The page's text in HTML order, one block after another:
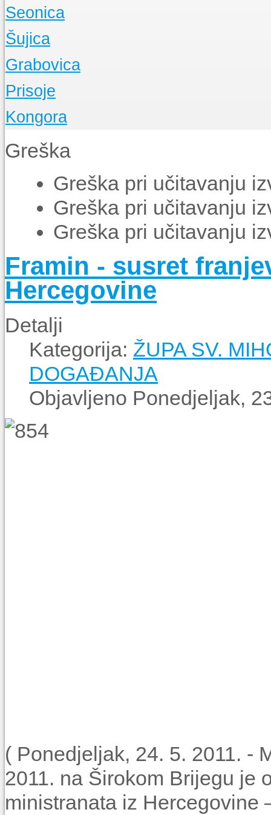
O Župi
Događanja
Seonica
O Župi
Događanja
Šujica
O Župi
Događanja
Grabovica
O Župi
Događanja
Prisoje
Događanja
Kongora
Događanja
Greška
Greška pri učitavanju
Greška pri učitavanju
Greška pri učitavanju
Framin - susret
Hercegovine
Detalji
Kategorija: ŽUPA SV.
DOGAĐANJA
Objavljeno Ponedjeljak,
( Ponedjeljak, 24. 5. 2011. -
2011. na Širokom Brijegu je
ministranata iz Hercegovine